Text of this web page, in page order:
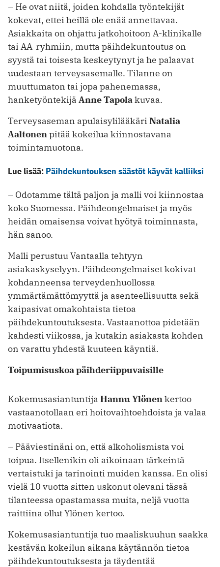
– He ovat niitä, joiden kohdalla työntekijät
kokevat, ettei heillä ole enää ­annettavaa.
Asiakkaita on ohjattu jatkohoitoon A-klinikalle
tai AA-ryhmiin, mutta päihdekuntoutus on
syystä tai toisesta keskeytynyt ja he palaavat
uudestaan terveysasemalle. Tilanne on
muuttumaton tai jopa pahenemassa,
hanketyöntekijä Anne Tapolakuvaa.
Terveysaseman apulaisylilääkäri ­ Natalia
Aaltonenpitää kokeilua kiinnostavana
toimintamuotona.
Lue lisää: Päihdekuntouksen säästöt käyvät kalliiksi
– Odotamme tältä paljon ja malli voi kiinnostaa
koko Suomessa. Päihdeongelmaiset ja myös
heidän omaisensa voivat hyötyä toiminnasta,
hän sanoo.
Malli perustuu Vantaalla tehtyyn
asiakaskyselyyn. Päihdeongelmaiset kokivat
kohdanneensa terveydenhuollossa
ymmärtämättömyyttä ja asenteellisuutta sekä
kaipasivat omakohtaista tietoa
päihdekuntoutuksesta. Vastaanottoa ­pidetään
kahdesti viikossa, ja kutakin asiakasta kohden
on ­varattu yhdestä kuuteen käyntiä.
Toipumisuskoa päihderiippuvaisille
Kokemusasiantuntija Hannu Ylönen kertoo
vastaanotollaan eri hoitovaihtoehdoista ja valaa
motivaatiota.
– Pääviestinäni on, että alkoholismista voi
toipua. Itsellenikin oli aikoinaan tärkeintä
vertaistuki ja tarinointi muiden kanssa. En olisi
vielä 10 vuotta sitten uskonut olevani tässä
tilanteessa opastamassa muita, neljä vuotta
raittiina ollut Ylönen kertoo.
Kokemusasiantuntija tuo maaliskuuhun saakka
kestävän kokeilun ­aikana käytännön tietoa
päihdekuntoutuksesta ja täydentää